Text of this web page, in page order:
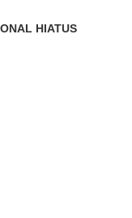
HIATUS